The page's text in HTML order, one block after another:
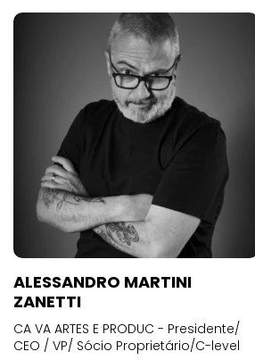
ALESSANDRO MARTINI
ZANETTI
CA VA ARTES E PRODUC - Presidente/
CEO / VP/ Sócio Proprietário/C-level